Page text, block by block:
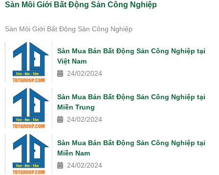
Sàn Môi Giới Bất Động Sản Công Nghiệp
Sàn Môi Giới Bất Động Sản Công Nghiệp
Sàn Mua Bán Bất Động Sản Công Nghiệp tại
Việt Nam
24/02/2024
Sàn Mua Bán Bất Động Sản Công Nghiệp tại
Miền Trung
24/02/2024
Sàn Mua Bán Bất Động Sản Công Nghiệp tại
Miền Nam
24/02/2024